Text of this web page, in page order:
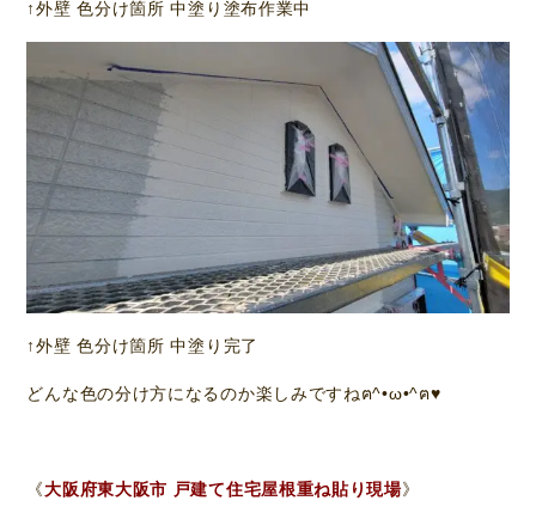
↑外壁 色分け箇所 中塗り塗布作業中
↑外壁 色分け箇所 中塗り完了
どんな色の分け方になるのか楽しみですねฅ^•ω•^ฅ♥️
《大阪府東大阪市 戸建て住宅屋根重ね貼り現場》